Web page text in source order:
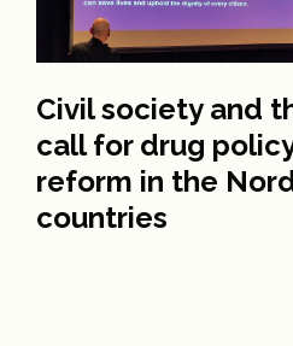
Civil society and
call for drug
reform in the
countries